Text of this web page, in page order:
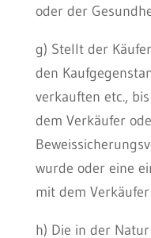
oder der
g) Stellt der
den
verkauften etc.,
dem Verkäufer
wurde oder eine
mit dem
h) Die in der